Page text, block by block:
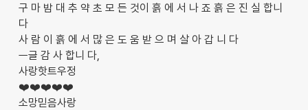
구 마 밤 대 추 약 초 모 든 것이 흙 에 서 나 죠 흙 은 진 실 합니
다
사 람 이 흙 에 서 많 은 도 움 받 으 며 살 아 갑 니 다
ㅡ글 감 사 합니 다,
사랑핫트우정
❤️❤️❤️❤️❤️
소망믿음사랑